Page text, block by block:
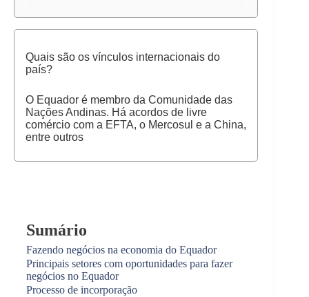
Quais são os vínculos internacionais do
país?
O Equador é membro da Comunidade das
Nações Andinas. Há acordos de livre
comércio com a EFTA, o Mercosul e a China,
entre outros
Sumário
Fazendo negócios na economia do Equador
Principais setores com oportunidades para fazer
negócios no Equador
Processo de incorporação